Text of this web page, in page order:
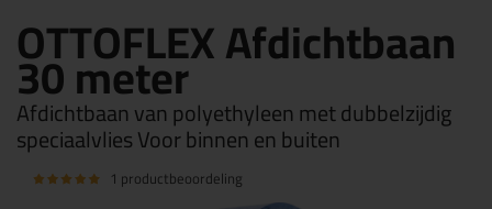
OTTOFLEX Afdichtbaan
30 meter
Afdichtbaan van polyethyleen met dubbelzijdig
speciaalvlies Voor binnen en buiten
1 productbeoordeling